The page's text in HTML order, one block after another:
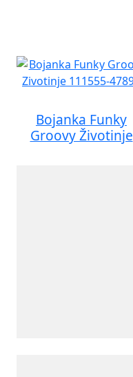
Bojanka Funky
Groovy Životinje